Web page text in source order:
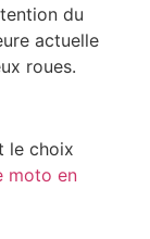
du
actuelle
roues.
le choix
moto en